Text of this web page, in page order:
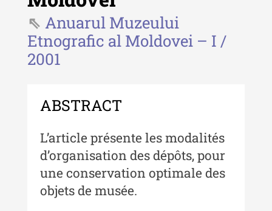
Revista "Cercetări istorice" - XLIII
- 2024
Revista "Cercetări istorice" - XLII -
Indexul Complet
Buletinul ”Ioan Neculce” al Muzeului
de Istorie a Moldovei
Buletinul ”Ioan Neculce” al
Muzeului de Istorie a Moldovei -
XXIV / 2018
Anuarul Muzeului
Etnografic al Moldovei – I /
2001
ABSTRACT
L’article présente les modalités
d’organisation des dépôts, pour
une conservation optimale des
objets de musée.